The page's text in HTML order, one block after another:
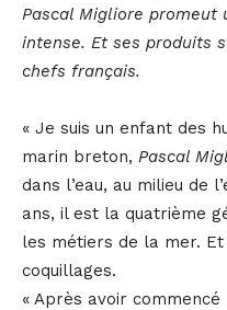
Pascal Migliore
intense. Et ses produits
chefs français.
« Je suis un enfant des
marin breton, Pascal
dans l’eau, au milieu de
ans, il est la quatrième
les métiers de la mer.
coquillages.
« Après avoir